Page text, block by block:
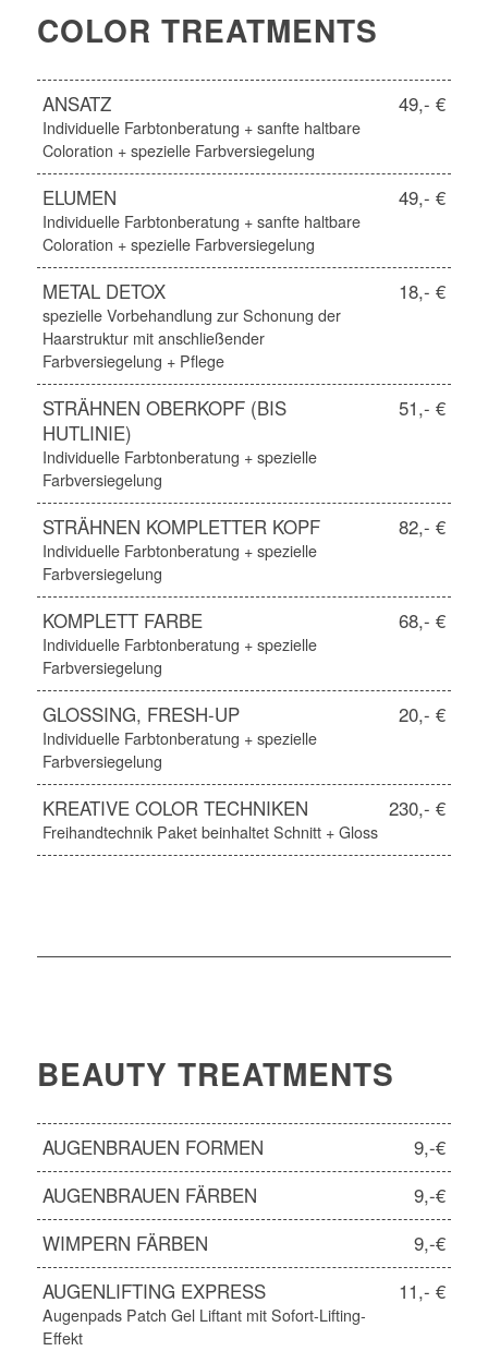
COLOR TREATMENTS
ANSATZ 49,- €
Individuelle Farbtonberatung + sanfte haltbare
Coloration + spezielle Farbversiegelung
ELUMEN 49,- €
Individuelle Farbtonberatung + sanfte haltbare
Coloration + spezielle Farbversiegelung
METAL DETOX 18,- €
spezielle Vorbehandlung zur Schonung der
Haarstruktur mit anschließender
Farbversiegelung + Pflege
STRÄHNEN OBERKOPF (BIS
HUTLINIE)
51,- €
Individuelle Farbtonberatung + spezielle
Farbversiegelung
STRÄHNEN KOMPLETTER KOPF 82,- €
Individuelle Farbtonberatung + spezielle
Farbversiegelung
KOMPLETT FARBE 68,- €
Individuelle Farbtonberatung + spezielle
Farbversiegelung
GLOSSING, FRESH-UP 20,- €
Individuelle Farbtonberatung + spezielle
Farbversiegelung
KREATIVE COLOR TECHNIKEN 230,- €
Freihandtechnik Paket beinhaltet Schnitt + Gloss
BEAUTY TREATMENTS
AUGENBRAUEN FORMEN
9,-€
AUGENBRAUEN FÄRBEN
9,-€
WIMPERN FÄRBEN
9,-€
AUGENLIFTING EXPRESS
11,- €
Augenpads Patch Gel Liftant mit Sofort-Lifting-
Effekt